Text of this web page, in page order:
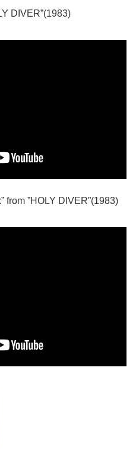
DIVER”(1983)
from ”HOLY DIVER”(1983)